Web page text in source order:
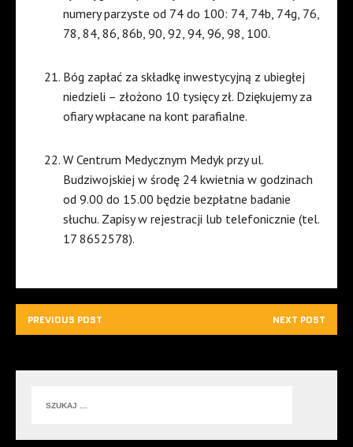
numery parzyste od 74 do 100: 74, 74b, 74g, 76,
78, 84, 86, 86b, 90, 92, 94, 96, 98, 100.
Bóg zapłać za składkę inwestycyjną z ubiegłej
niedzieli – złożono 10 tysięcy zł. Dziękujemy za
ofiary wpłacane na kont parafialne.
W Centrum Medycznym Medyk przy ul.
Budziwojskiej w środę 24 kwietnia w godzinach
od 9.00 do 15.00 będzie bezpłatne badanie
słuchu. Zapisy w rejestracji lub telefonicznie (tel.
17 8652578).
PREVIOUS POST NEXT POST